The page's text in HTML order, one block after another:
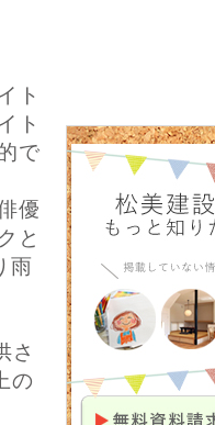
ト
ト
で
優
と
雨
さ
の